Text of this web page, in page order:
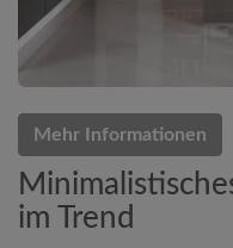
Mehr Informationen
im Trend